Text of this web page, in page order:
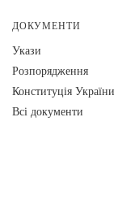
ДОКУМЕНТИ
Укази
Розпорядження
Конституція України
Всі документи